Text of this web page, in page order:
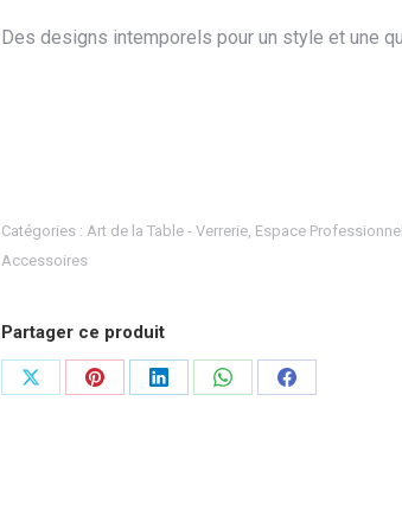
Des designs intemporels pour un style et une
Catégories : Art de la Table - Verrerie, Espace Professionnel
Accessoires
Partager ce produit
PartagerPartagerPartagerPartagerPartager